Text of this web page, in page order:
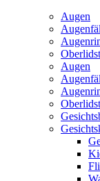
Augen
Augen